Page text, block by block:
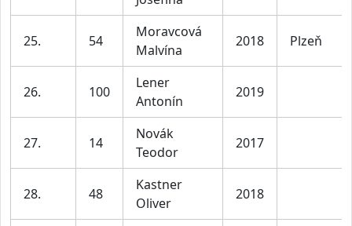
25. 54
Moravcová
Malvína
2018 Plzeň
26. 100
Lener
Antonín
2019
27. 14
Novák
Teodor
2017
28. 48
Kastner
Oliver
2018